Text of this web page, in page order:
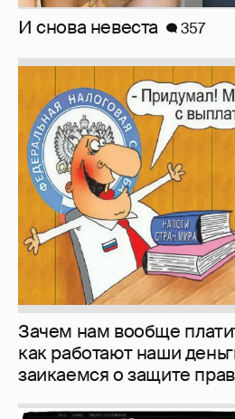
И снова невеста 357
Зачем нам вообще
как работают наши
заикаемся о защите